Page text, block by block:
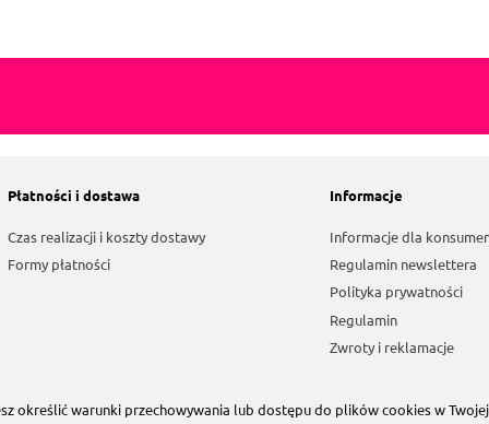
określić warunki przechowywania lub dostępu do plików cookies w
Płatności i dostawa
Czas realizacji i koszty dostawy
Formy płatności
Informacje
Informacje dla
Regulamin newslettera
Polityka prywatności
Regulamin
Zwroty i reklamacje
Shoper.pl